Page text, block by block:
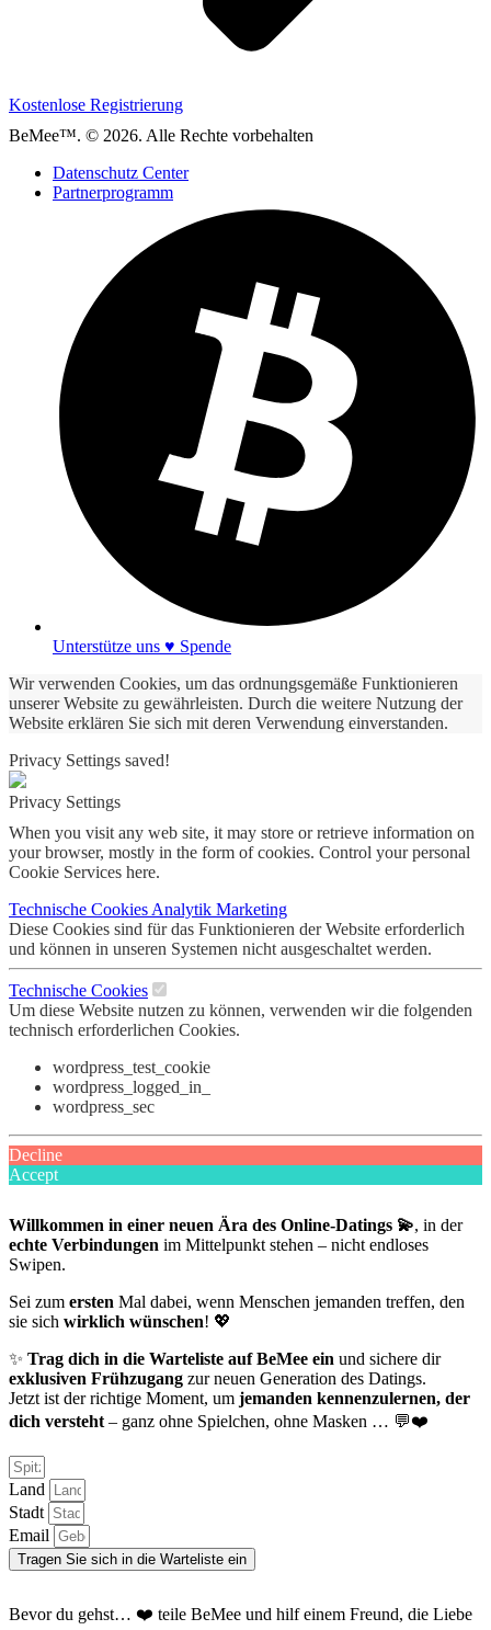
Kostenlose Registrierung
BeMee™. © 2026. Alle Rechte vorbehalten
Datenschutz Center
Partnerprogramm
Unterstütze uns ♥ Spende
Wir verwenden Cookies, um das ordnungsgemäße Funktionieren
unserer Website zu gewährleisten. Durch die weitere Nutzung der
Website erklären Sie sich mit deren Verwendung einverstanden.
Privacy Settings saved!
Privacy Settings
When you visit any web site, it may store or retrieve information on
your browser, mostly in the form of cookies. Control your personal
Cookie Services here.
Technische Cookies Analytik Marketing
Diese Cookies sind für das Funktionieren der Website erforderlich
und können in unseren Systemen nicht ausgeschaltet werden.
Technische Cookies
Um diese Website nutzen zu können, verwenden wir die folgenden
technisch erforderlichen Cookies.
wordpress_test_cookie
wordpress_logged_in_
wordpress_sec
Decline
Accept
Willkommen in einer neuen Ära des Online-Datings 💫, in der
echte Verbindungen im Mittelpunkt stehen – nicht endloses
Swipen.
Sei zum ersten Mal dabei, wenn Menschen jemanden treffen, den
sie sich wirklich wünschen! 💖
✨ Trag dich in die Warteliste auf BeMee ein und sichere dir
exklusiven Frühzugang zur neuen Generation des Datings.
Jetzt ist der richtige Moment, um jemanden kennenzulernen, der
dich versteht – ganz ohne Spielchen, ohne Masken … 💬❤️
Land
Stadt
Email
Tragen Sie sich in die Warteliste ein
Bevor du gehst… ❤️ teile BeMee und hilf einem Freund, die Liebe